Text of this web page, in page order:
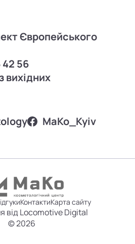
Європейського
56
вихідних
MаKo_Kyiv
КонтактиКарта сайту
від Locomotive Digital
© 2026